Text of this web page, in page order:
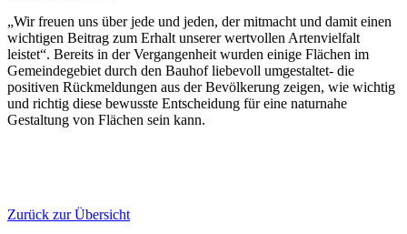
„Wir freuen uns über jede und jeden, der mitmacht und damit einen
wichtigen Beitrag zum Erhalt unserer wertvollen Artenvielfalt
leistet“. Bereits in der Vergangenheit wurden einige Flächen im
Gemeindegebiet durch den Bauhof liebevoll umgestaltet- die
positiven Rückmeldungen aus der Bevölkerung zeigen, wie wichtig
und richtig diese bewusste Entscheidung für eine naturnahe
Gestaltung von Flächen sein kann.
Zurück zur Übersicht